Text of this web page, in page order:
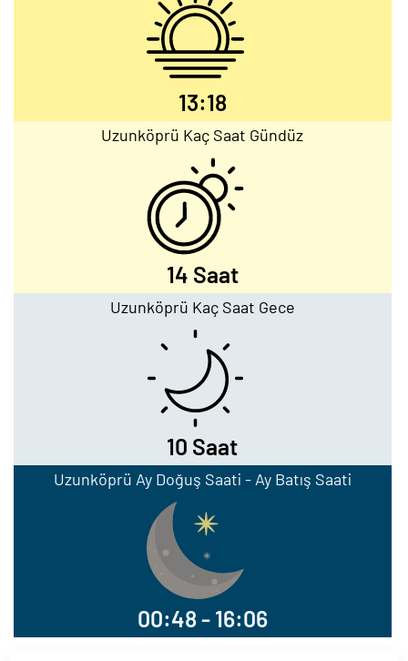
13:18
Uzunköprü Kaç Saat Gündüz
14 Saat
Uzunköprü Kaç Saat Gece
10 Saat
Uzunköprü Ay Doğuş Saati - Ay Batış Saati
00:48 - 16:06